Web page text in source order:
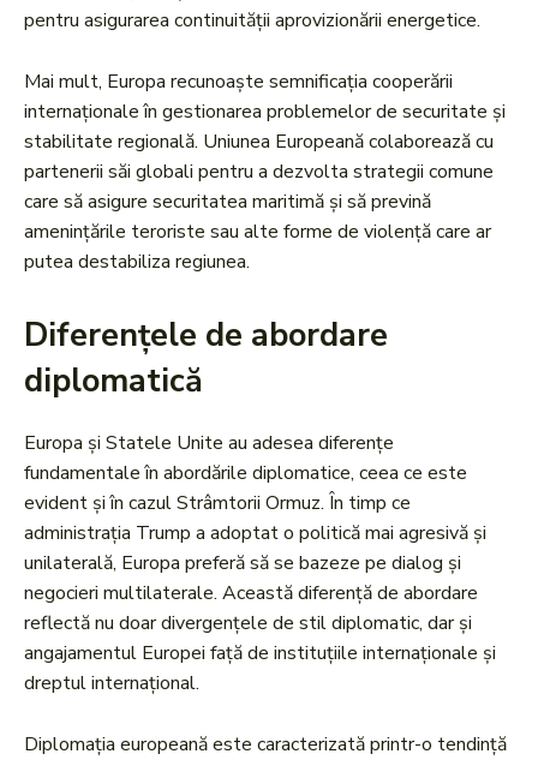
pentru asigurarea continuității aprovizionării energetice.
Mai mult, Europa recunoaște semnificația cooperării
internaționale în gestionarea problemelor de securitate și
stabilitate regională. Uniunea Europeană colaborează cu
partenerii săi globali pentru a dezvolta strategii comune
care să asigure securitatea maritimă și să prevină
amenințările teroriste sau alte forme de violență care ar
putea destabiliza regiunea.
Diferențele de abordare
diplomatică
Europa și Statele Unite au adesea diferențe
fundamentale în abordările diplomatice, ceea ce este
evident și în cazul Strâmtorii Ormuz. În timp ce
administrația Trump a adoptat o politică mai agresivă și
unilaterală, Europa preferă să se bazeze pe dialog și
negocieri multilaterale. Această diferență de abordare
reflectă nu doar divergențele de stil diplomatic, dar și
angajamentul Europei față de instituțiile internaționale și
dreptul internațional.
Diplomația europeană este caracterizată printr-o tendință